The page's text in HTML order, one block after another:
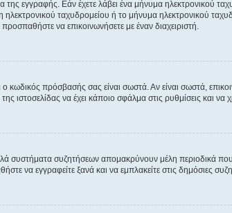
εγγραφής. Εάν έχετε λάβει ένα μήνυμα ηλεκτρονικού
ταχυδρομείου ή το μήνυμα ηλεκτρονικού
να επικοινωνήσετε με έναν διαχειριστή.
πρόσβασής σας είναι σωστά. Αν είναι σωστά,
ιστοσελίδας να έχει κάποιο σφάλμα στις ρυθμίσεις και να
συστήματα συζητήσεων απομακρύνουν μέλη περιοδικά
να εγγραφείτε ξανά και να εμπλακείτε στις δημόσιες